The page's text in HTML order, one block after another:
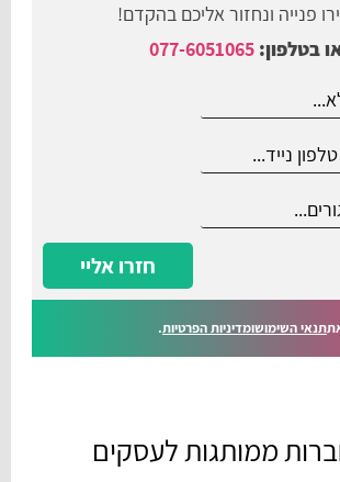
פנייה ונחזור אליכם בהקדם!
בטלפון:077-6051065
חזרו אליי
תנאי השימושומדיניות הפרטיות.
ממותגות לעסקים